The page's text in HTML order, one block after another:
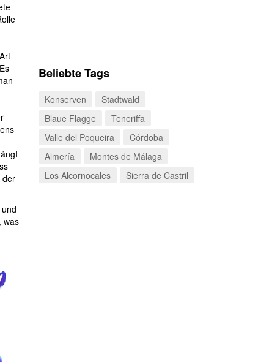
der
was
Beliebte Tags
Konserven
Stadtwald
Blaue Flagge
Teneriffa
Valle del Poqueira
Córdoba
Almería
Montes de Málaga
Los Alcornocales
Sierra de Castril